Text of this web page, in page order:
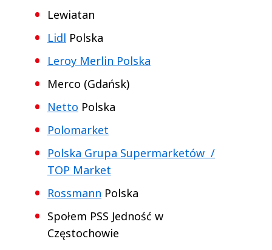
Lewiatan
Lidl Polska
Leroy Merlin Polska
Merco (Gdańsk)
Netto Polska
Polomarket
Polska Grupa Supermarketów /
TOP Market
Rossmann Polska
Społem PSS Jedność w
Częstochowie